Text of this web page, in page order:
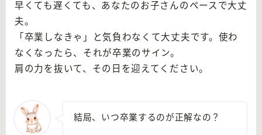
早くても遅くても、あなたのお子さんのペースで大丈
夫。
「卒業しなきゃ」と気負わなくて大丈夫です。使わ
なくなったら、それが卒業のサイン。
肩の力を抜いて、その日を迎えてください。
結局、いつ卒業するのが正解なの？